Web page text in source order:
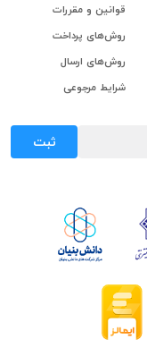
قوانین و مقررات
روش‌های پرداخت
روش‌های ارسال
شرایط مرجوعی
ثبت